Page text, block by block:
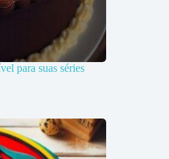
para suas séries